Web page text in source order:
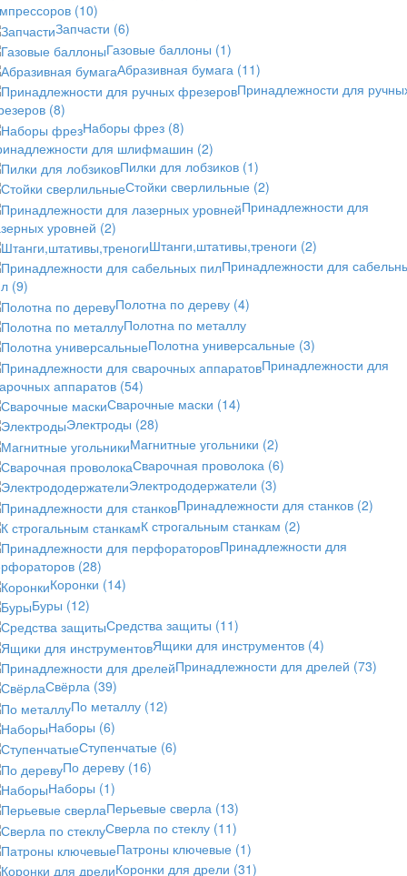
(10)
Запчасти (6)
Газовые баллоны (1)
Абразивная бумага (11)
Принадлежности для
(8)
Наборы фрез (8)
для шлифмашин (2)
Пилки для лобзиков (1)
Стойки сверлильные (2)
Принадлежности для
уровней (2)
Штанги,штативы,треноги (2)
Принадлежности для
(9)
Полотна по дереву (4)
Полотна по металлу
Полотна универсальные (3)
Принадлежности для
аппаратов (54)
Сварочные маски (14)
Электроды (28)
Магнитные угольники (2)
Сварочная проволока (6)
Электрододержатели (3)
Принадлежности для станков (2)
К строгальным станкам (2)
Принадлежности для
(28)
Коронки (14)
Буры (12)
Средства защиты (11)
Ящики для инструментов (4)
Принадлежности для дрелей (73)
Свёрла (39)
По металлу (12)
Наборы (6)
Ступенчатые (6)
По дереву (16)
Наборы (1)
Перьевые сверла (13)
Сверла по стеклу (11)
Патроны ключевые (1)
Коронки для дрели (31)